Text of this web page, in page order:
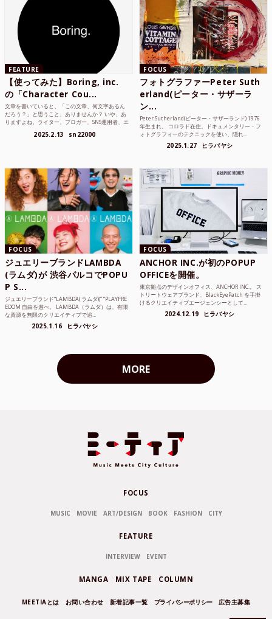
FEATURE
【使ってみた】Boring, inc.
の「Character Cou...
文章を書いていると、「この文章、何文字あるん
だろう？」と思うこと、ありませんか？ いや、あ
りますよね。ライター、ブロガー、SNS運用者、エ
2025.2.13 sn22000
FOCUS
フォトグラファーPeter Suth
erland(ピーター・サザーラ
ン...
Peter Sutherland(ピーター・サザーランド) 1976
年生まれ。 コロラド在住。ドキュメンタリー・フ
ォトグラフィーのテクニックを使い、隠れ...
2025.1.27 ヒラバヤシ
FOCUS
ジュエリーブランドLAMBDA
(ラムダ)が 渋谷パルコでPOPU
P S...
ジュエリーブランド“LAMBDA( ラムダ))” “PLAYFRE
EDOM 自由を遊べ。 LAMBDA（ラムダ）は、有限
な資源を無限のクリエイティブで追...
2025.1.16 ヒラバヤシ
FOCUS
ANCHOR INC.が初のPOPUP
OFFICEを開催。
東京拠点のデザインオフィス、ANCHOR INC.。 ス
トリートウェアブランド、BlackEyePatch を手掛
けるクリエイティブエージェンシーとして...
2024.12.19 ヒラバヤシ
MORE
FOCUS
MUSIC MOVIE ART/DESIGN BOOK FASHION CITY
FEATURE
INTERVIEW EVENT
MANGA MIX TAPE COLUMN
MEETIAとは お問い合わせ 新着記事一覧 プライバシーポリシー 広告主募集